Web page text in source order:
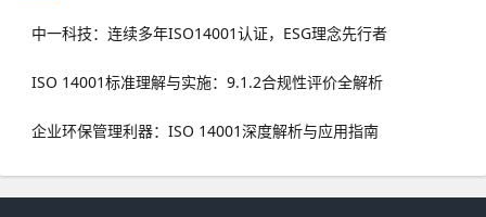
中一科技：连续多年ISO14001认证，ESG理念先行者
ISO 14001标准理解与实施：9.1.2合规性评价全解析
企业环保管理利器：ISO 14001深度解析与应用指南